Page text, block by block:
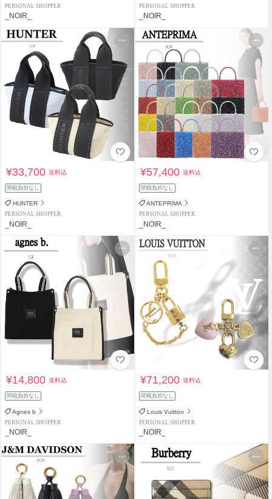
PERSONAL SHOPPER
_NOIR_
PERSONAL SHOPPER
_NOIR_
¥33,700送料込
関税負担なし
HUNTER
PERSONAL SHOPPER
_NOIR_
¥57,400送料込
関税負担なし
ANTEPRIMA
PERSONAL SHOPPER
_NOIR_
¥14,800送料込
関税負担なし
Agnes b
PERSONAL SHOPPER
_NOIR_
¥71,200送料込
関税負担なし
Louis Vuitton
PERSONAL SHOPPER
_NOIR_